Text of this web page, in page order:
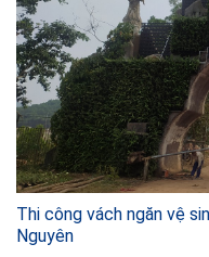
Thi công vách ngăn vệ
Nguyên